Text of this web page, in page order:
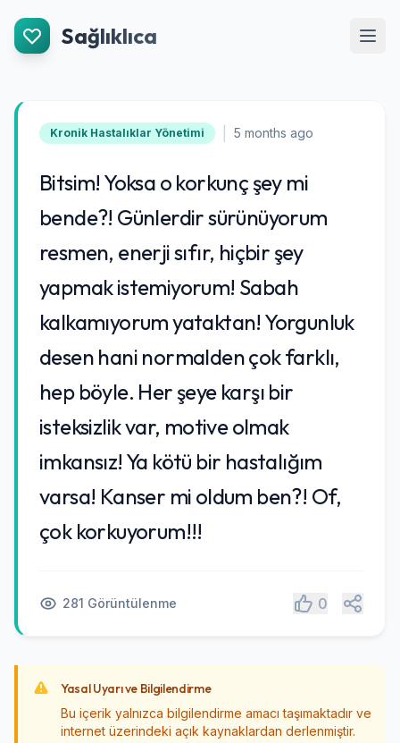
İçeriğe Git
Sağlıklıca
Kronik Hastalıklar Yönetimi 5 months ago
Bitsim! Yoksa o korkunç şey mi
bende?! Günlerdir sürünüyorum
resmen, enerji sıfır, hiçbir şey
yapmak istemiyorum! Sabah
kalkamıyorum yataktan! Yorgunluk
desen hani normalden çok farklı,
hep böyle. Her şeye karşı bir
isteksizlik var, motive olmak
imkansız! Ya kötü bir hastalığım
varsa! Kanser mi oldum ben?! Of,
çok korkuyorum!!!
281 Görüntülenme 0 Paylaş
Yasal Uyarı ve Bilgilendirme
Bu içerik yalnızca bilgilendirme amacı taşımaktadır ve
internet üzerindeki açık kaynaklardan derlenmiştir.